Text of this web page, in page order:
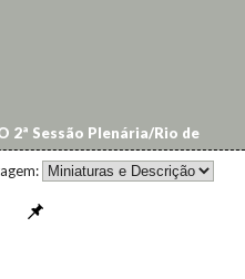
2ª Sessão Plenária/Rio de